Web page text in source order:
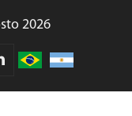
2026